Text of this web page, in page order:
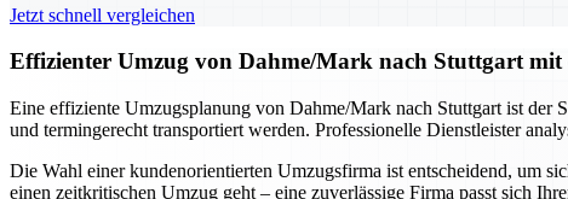
Jetzt schnell vergleichen
Effizienter Umzug von Dahme/Mark nach Stuttgart mit
Eine effiziente Umzugsplanung von Dahme/Mark nach Stuttgart ist der
und termingerecht transportiert werden. Professionelle Dienstleister
Die Wahl einer kundenorientierten Umzugsfirma ist entscheidend, um
einen zeitkritischen Umzug geht – eine zuverlässige Firma passt sich